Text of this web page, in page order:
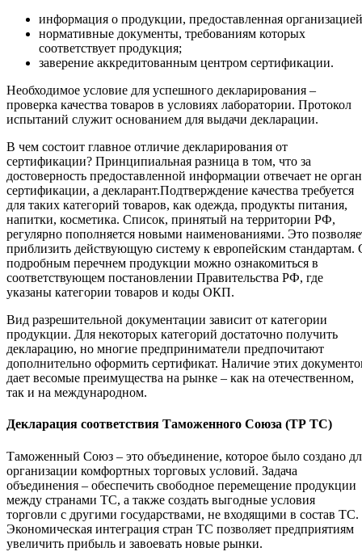
информация о продукции, предоставленная
нормативные документы, требованиям которых
соответствует продукция;
заверение аккредитованным центром сертификации.
Необходимое условие для успешного декларирования –
проверка качества товаров в условиях лаборатории. Протокол
испытаний служит основанием для выдачи декларации.
В чем состоит главное отличие декларирования от
сертификации? Принципиальная разница в том, что за
достоверность предоставленной информации отвечает не орган
сертификации, а декларант.Подтверждение качества требуется
для таких категорий товаров, как одежда, продукты питания,
напитки, косметика. Список, принятый на территории РФ,
регулярно пополняется новыми наименованиями. Это
приблизить действующую систему к европейским стандартам.
подробным перечнем продукции можно ознакомиться в
соответствующем постановлении Правительства РФ, где
указаны категории товаров и коды ОКП.
Вид разрешительной документации зависит от категории
продукции. Для некоторых категорий достаточно получить
декларацию, но многие предприниматели предпочитают
дополнительно оформить сертификат. Наличие этих
дает весомые преимущества на рынке – как на отечественном,
так и на международном.
Декларация соответствия Таможенного Союза (ТР ТС)
Таможенный Союз – это объединение, которое было создано
организации комфортных торговых условий. Задача
объединения – обеспечить свободное перемещение продукции
между странами ТС, а также создать выгодные условия
торговли с другими государствами, не входящими в состав ТС.
Экономическая интеграция стран ТС позволяет предприятиям
увеличить прибыль и завоевать новые рынки.